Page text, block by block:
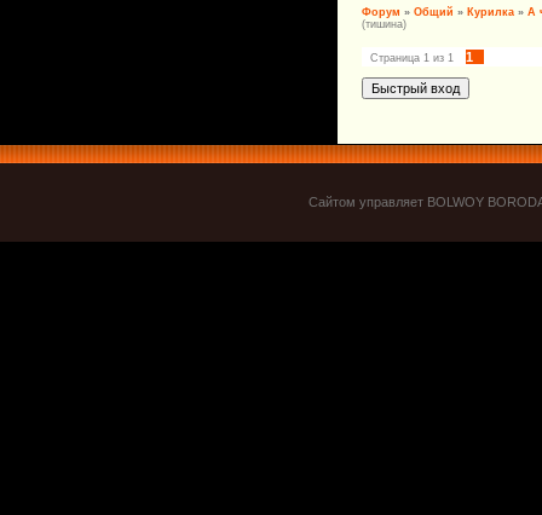
Форум » Общий » Курилка » А
(тишина)
Страница 1 из 1 1
Cайтом управляет BOLWOY